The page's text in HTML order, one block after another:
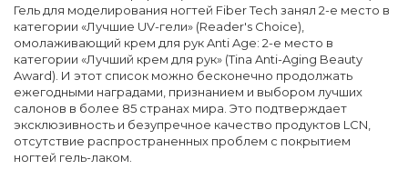
Гель для моделирования ногтей Fiber Tech занял 2-е место в
категории «Лучшие UV-гели» (Reader's Choice),
омолаживающий крем для рук Anti Age: 2-е место в
категории «Лучший крем для рук» (Tina Anti-Aging Beauty
Award). И этот список можно бесконечно продолжать
ежегодными наградами, признанием и выбором лучших
салонов в более 85 странах мира. Это подтверждает
эксклюзивность и безупречное качество продуктов LCN,
отсутствие распространенных проблем с покрытием
ногтей гель-лаком.